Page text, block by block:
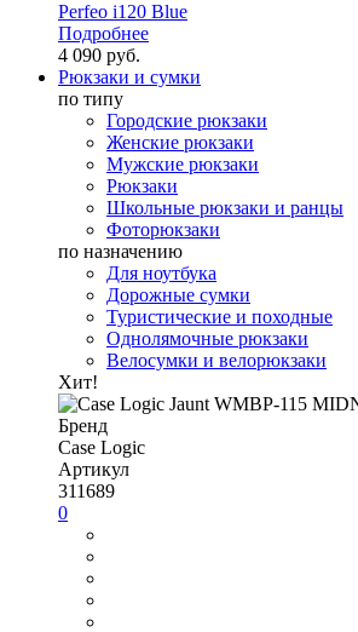
Perfeo i120 Blue
Подробнее
4 090 руб.
Рюкзаки и сумки
по типу
Городские рюкзаки
Женские рюкзаки
Мужские рюкзаки
Рюкзаки
Школьные рюкзаки и ранцы
Фоторюкзаки
по назначению
Для ноутбука
Дорожные сумки
Туристические и походные
Однолямочные рюкзаки
Велосумки и велорюкзаки
Хит!
Бренд
Case Logic
Артикул
311689
0